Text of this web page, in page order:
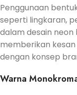
Penggunaan
seperti lingkaran,
dalam desain neon
memberikan
dengan konsep
Warna